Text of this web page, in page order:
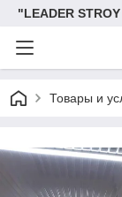
"LEADER
Товары и